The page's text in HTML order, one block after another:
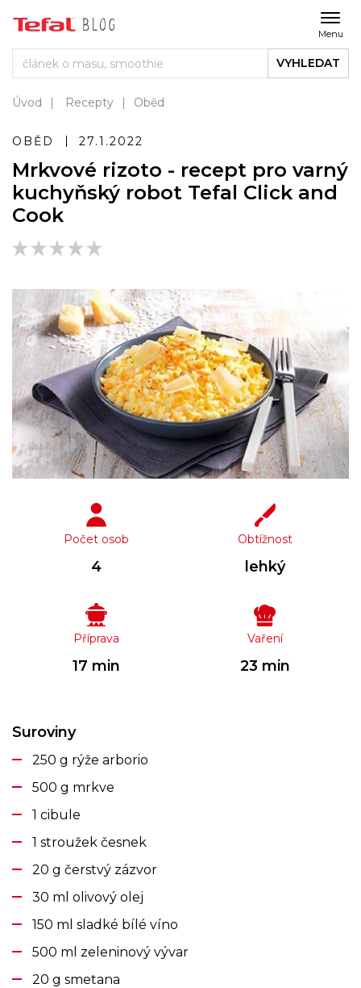
Menu
VYHLEDAT
Úvod Recepty Oběd
OBĚD 27.1.2022
Mrkvové rizoto - recept pro varný
kuchyňský robot Tefal Click and
Cook
Počet osob
4
Obtížnost
lehký
Příprava
17 min
Vaření
23 min
Suroviny
250 g rýže arborio
500 g mrkve
1 cibule
1 stroužek česnek
20 g čerstvý zázvor
30 ml olivový olej
150 ml sladké bílé víno
500 ml zeleninový vývar
20 g smetana